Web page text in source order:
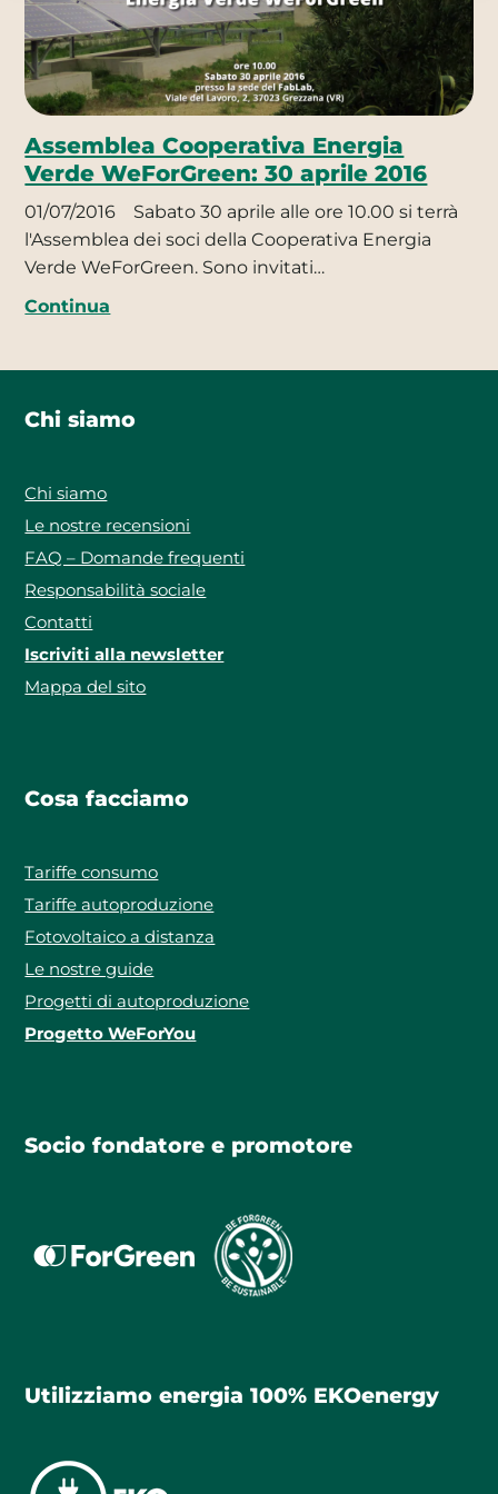
Assemblea Cooperativa Energia
Verde WeForGreen: 30 aprile 2016
01/07/2016
Sabato 30 aprile alle ore 10.00 si terrà
l'Assemblea dei soci della Cooperativa Energia
Verde WeForGreen. Sono invitati…
Continua
Chi siamo
Chi siamo
Le nostre recensioni
FAQ – Domande frequenti
Responsabilità sociale
Contatti
Iscriviti alla newsletter
Mappa del sito
Cosa facciamo
Tariffe consumo
Tariffe autoproduzione
Fotovoltaico a distanza
Le nostre guide
Progetti di autoproduzione
Progetto WeForYou
Socio fondatore e promotore
Utilizziamo energia 100% EKOenergy